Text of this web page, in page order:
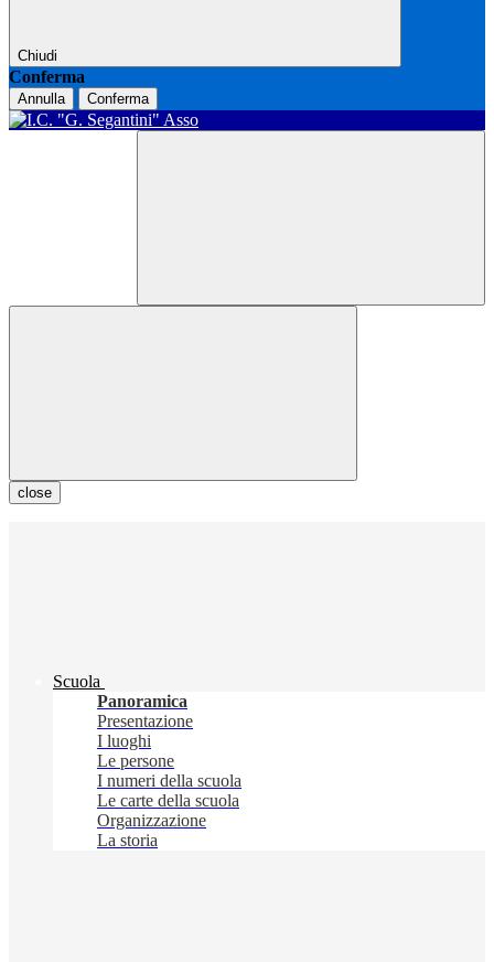
Chiudi
Conferma
Annulla Conferma
close
Scuola
Panoramica
Presentazione
I luoghi
Le persone
I numeri della scuola
Le carte della scuola
Organizzazione
La storia